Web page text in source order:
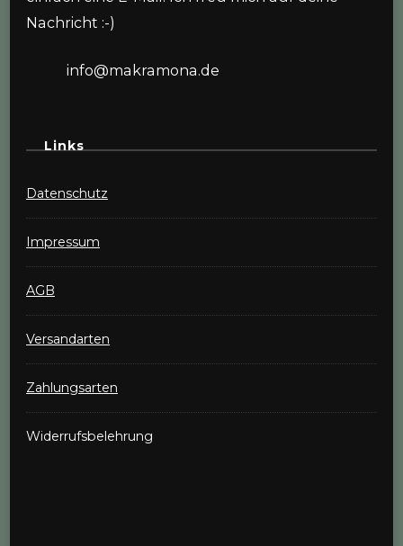
Nachricht :-)
info@makramona.de
Links
Datenschutz
Impressum
AGB
Versandarten
Zahlungsarten
Widerrufsbelehrung